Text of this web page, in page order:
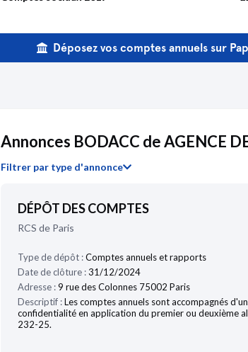
Comptes sociaux 2015
Déposez vos comptes annuels sur
Annonces BODACC de AGENCE
Filtrer par type d'annonce
DÉPÔT DES COMPTES
RCS de Paris
Type de dépôt :Comptes annuels et rapports
Date de clôture :31/12/2024
Adresse :9 rue des Colonnes 75002 Paris
Descriptif :Les comptes annuels sont accompagnés
confidentialité en application du premier ou deuxième
232-25.